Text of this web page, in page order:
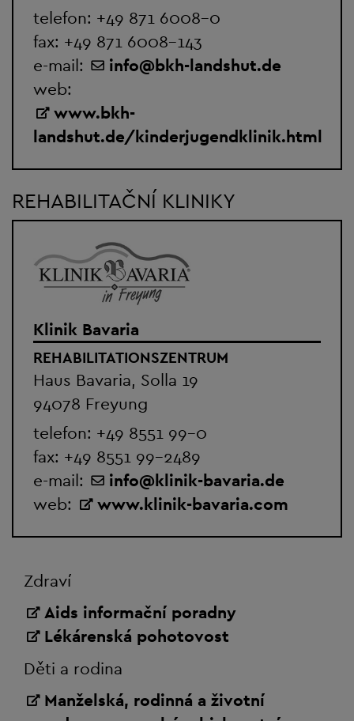
telefon: +49 871 6008-0
fax: +49 871 6008-143
e-mail:
info@bkh-landshut.de
web:
www.bkh-
landshut.de/kinderjugendklinik.html
REHABILITAČNÍ KLINIKY
Klinik Bavaria
REHABILITATIONSZENTRUM
Haus Bavaria, Solla 19
94078 Freyung
telefon: +49 8551 99-0
fax: +49 8551 99-2489
e-mail:
info@klinik-bavaria.de
web:
www.klinik-bavaria.com
Zdraví
Aids informační poradny
Lékárenská pohotovost
Děti a rodina
Manželská, rodinná a životní